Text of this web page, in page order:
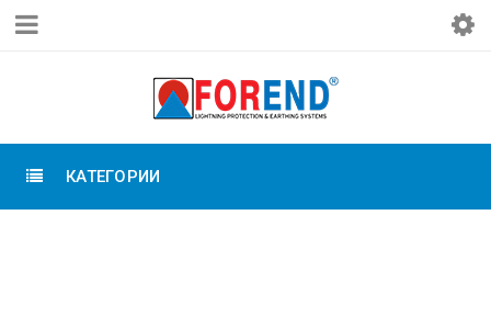
КАТЕГОРИИ